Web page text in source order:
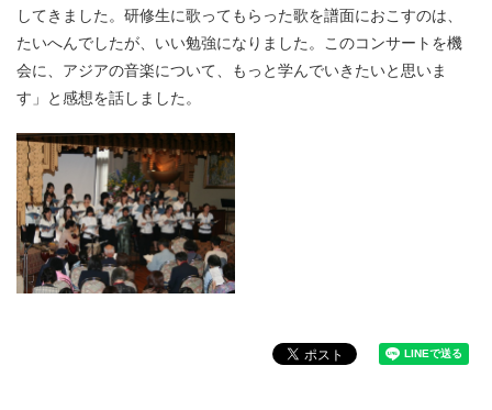
してきました。研修生に歌ってもらった歌を譜面におこすのは、
たいへんでしたが、いい勉強になりました。このコンサートを機
会に、アジアの音楽について、もっと学んでいきたいと思いま
す」と感想を話しました。